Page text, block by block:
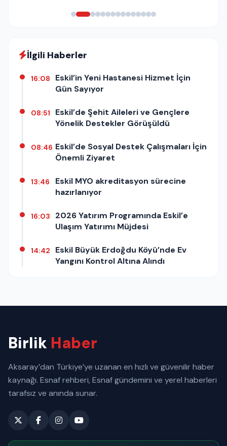
İlgili Haberler
16:08
Eskil’in Yeni Hastanesi Hizmet İçin
Gün Sayıyor
08:51
Eskil’de Şehit Aileleri ve Gençlere
Yönelik Destekler Görüşüldü
08:46 Eskil’de Sosyal Destek Çalışmaları İçin
Önemli Ziyaret
13:46
Eskil MYO akreditasyon sürecine
hazırlanıyor
16:03
2026 Yatırım Programında Eskil’e
Ulaşım Yatırımı Müjdesi
14:42
Eskil Büyük Erdoğdu Köyü’nde Ev
Yangını Kontrol Altına Alındı
Birlik Haber
Aksaray’dan Türkiye’ye uzanan en hızlı ve güvenilir haber
kaynağı. Esnaf rehberi, Esnaf gündemini ve yerel haberleri
tarafsız ve anında sunar.